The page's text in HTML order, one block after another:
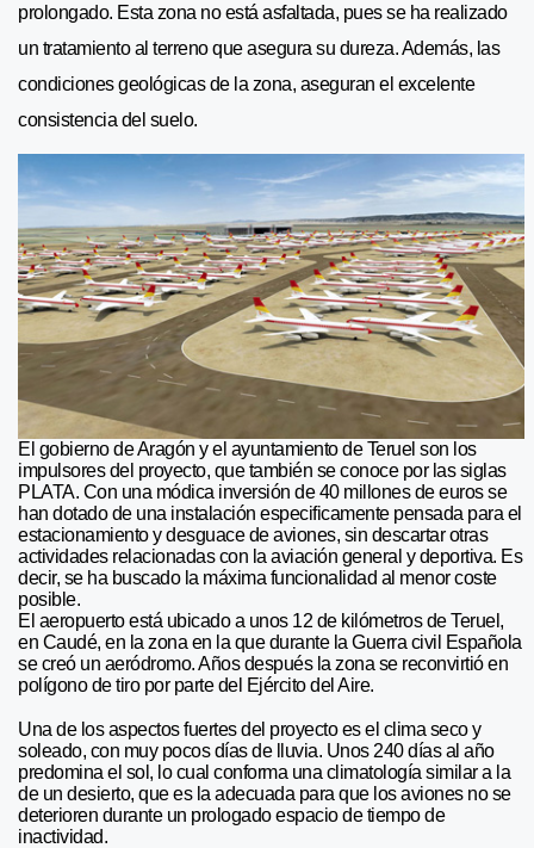
prolongado. Esta zona no está asfaltada, pues se ha realizado
un tratamiento al terreno que asegura su dureza. Además, las
condiciones geológicas de la zona, aseguran el excelente
consistencia del suelo.
El gobierno de Aragón y el ayuntamiento de Teruel son los
impulsores del proyecto, que también se conoce por las siglas
PLATA. Con una módica inversión de 40 millones de euros se
han dotado de una instalación especificamente pensada para el
estacionamiento y desguace de aviones, sin descartar otras
actividades relacionadas con la aviación general y deportiva. Es
decir, se ha buscado la máxima funcionalidad al menor coste
posible.
El aeropuerto está ubicado a unos 12 de kilómetros de Teruel,
en Caudé, en la zona en la que durante la Guerra civil Española
se creó un aeródromo. Años después la zona se reconvirtió en
polígono de tiro por parte del Ejército del Aire.
Una de los aspectos fuertes del proyecto es el clima seco y
soleado, con muy pocos días de lluvia. Unos 240 días al año
predomina el sol, lo cual conforma una climatología similar a la
de un desierto, que es la adecuada para que los aviones no se
deterioren durante un prologado espacio de tiempo de
inactividad.